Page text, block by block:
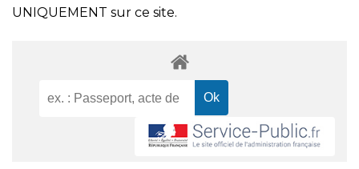
UNIQUEMENT sur ce site.